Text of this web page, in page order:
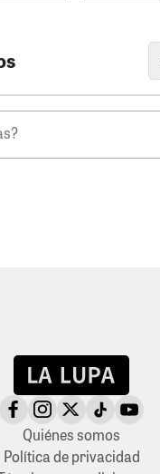
Quiénes somos
Política de privacidad